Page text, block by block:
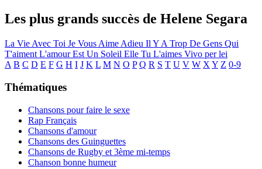
Les plus grands succès de Helene Segara
La Vie Avec Toi Je Vous Aime Adieu Il Y A Trop De Gens Qui
T'aiment L'amour Est Un Soleil Elle Tu L'aimes Vivo per lei
A B C D E F G H I J K L M N O P Q R S T U V W X Y Z 0-9
Thématiques
Chansons pour faire le sexe
Rap Français
Chansons d'amour
Chansons des Guinguettes
Chansons de Rugby et 3ème mi-temps
Chanson bonne humeur